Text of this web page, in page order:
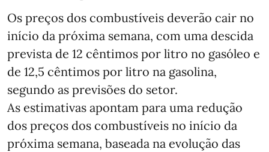
Os preços dos combustíveis deverão cair no
início da próxima semana, com uma descida
prevista de 12 cêntimos por litro no gasóleo e
de 12,5 cêntimos por litro na gasolina,
segundo as previsões do setor.
As estimativas apontam para uma redução
dos preços dos combustíveis no início da
próxima semana, baseada na evolução das